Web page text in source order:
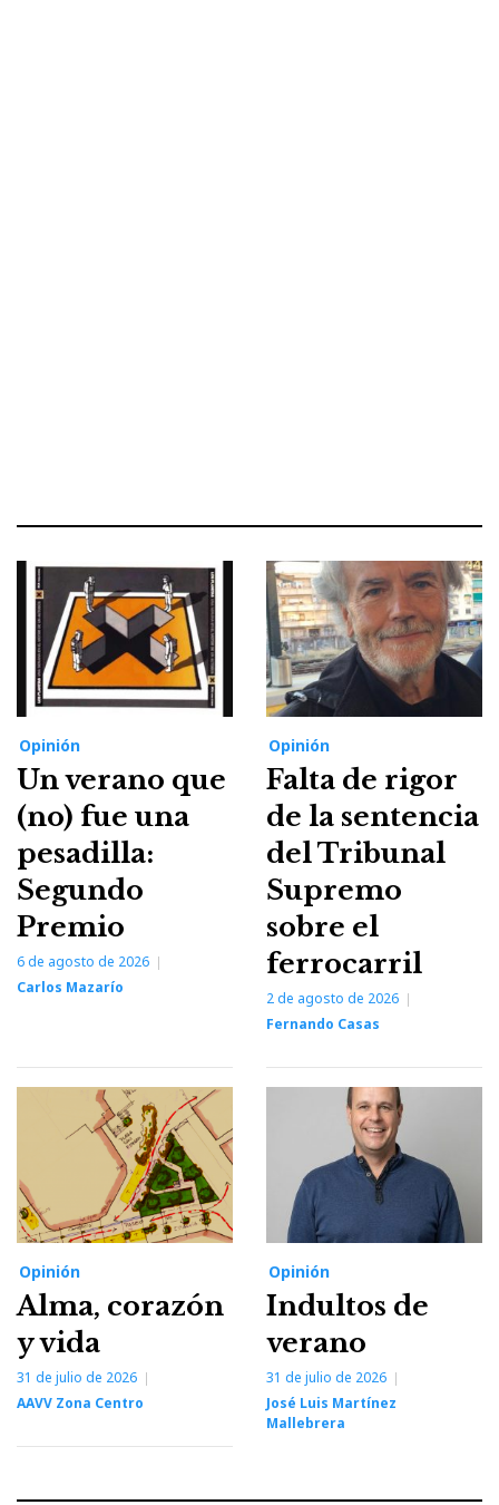
Opinión
Un verano que
(no) fue una
pesadilla:
Segundo
Premio
6 de agosto de 2026
Carlos Mazarío
Opinión
Falta de rigor
de la sentencia
del Tribunal
Supremo
sobre el
ferrocarril
2 de agosto de 2026
Fernando Casas
Opinión
Alma, corazón
y vida
31 de julio de 2026
AAVV Zona Centro
Opinión
Indultos de
verano
31 de julio de 2026
José Luis Martínez
Mallebrera